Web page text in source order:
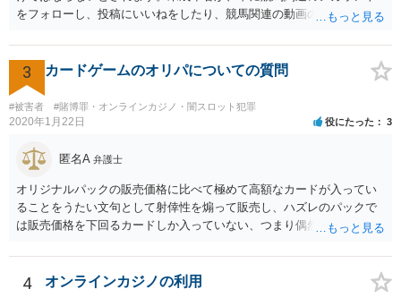
をフォローし、投稿にいいねをしたり、競馬関連の動画のチャンネル
3 カードゲームのオリパについての質問
#被害者 #賭博罪・オンラインカジノ・闇スロット犯罪
2020年1月22日 役にたった 3
匿名A 弁護士
オリジナルパックの販売価格に比べて極めて高額なカードが入ってい
ることをうたい文句として射倖性を煽って販売し、ハズレのパックで
は販売価格を下回るカードしか入っていない、つまり偶然によってあ
能性はあると考えられます。警察が見過ごせない規模になった途端に
販売元を摘発、ということもあり得るでしょう。他方で、数回買って
見た程度の買主は（よほど大量に購入し、売主とつるんで話題作りを
4 オンラインカジノの利用